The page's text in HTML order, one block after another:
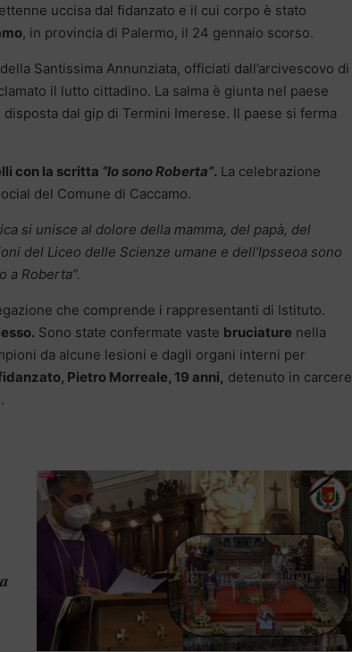
uccisa dal fidanzato e il cui corpo è stato
, in provincia di Palermo, il 24 gennaio scorso.
Santissima Annunziata, officiati dall’arcivescovo di
il lutto cittadino. La salma è giunta nel paese
disposta dal gip di Termini Imerese. Il paese si ferma
con la scritta “Io sono Roberta”. La celebrazione
del Comune di Caccamo.
si unisce al dolore della mamma, del papà, del
del Liceo delle Scienze umane e dell’Ipsseoa sono
a Roberta”.
che comprende i rappresentanti di Istituto.
Sono state confermate vaste bruciature nella
da alcune lesioni e dagli organi interni per
Pietro Morreale, 19 anni, detenuto in carcere